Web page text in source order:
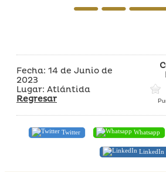
Fecha: 14 de Junio de
2023
Lugar: Atlántida
Regresar
Twitter Whatsapp
LinkedIn